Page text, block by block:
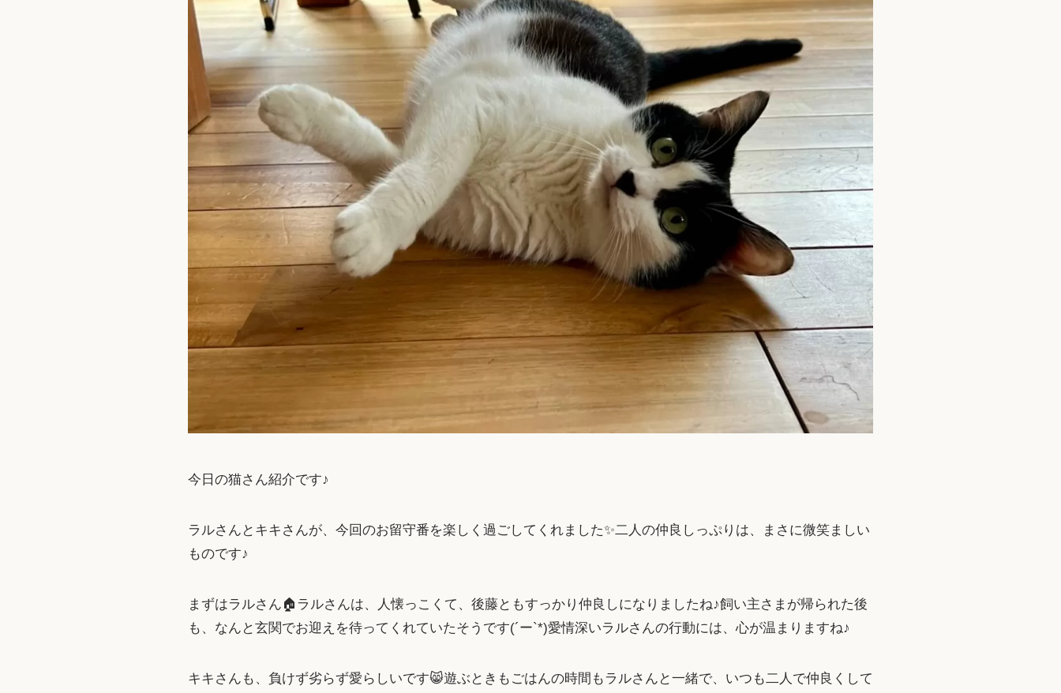
今日の猫さん紹介です♪
ラルさんとキキさんが、今回のお留守番を楽しく過ごしてくれました✨二人の仲良しっぷりは、まさに微笑ましい
ものです♪
まずはラルさん🏠ラルさんは、人懐っこくて、後藤ともすっかり仲良しになりましたね♪飼い主さまが帰られた後
も、なんと玄関でお迎えを待ってくれていたそうです(´ー`*)愛情深いラルさんの行動には、心が温まりますね♪
キキさんも、負けず劣らず愛らしいです😸遊ぶときもごはんの時間もラルさんと一緒で、いつも二人で仲良くして